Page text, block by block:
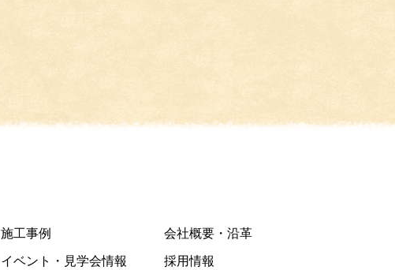
施工事例
イベント・見学会情報
会社概要・沿革
採用情報